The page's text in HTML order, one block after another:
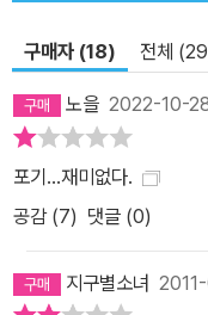
이 번갈아 이끄는 드라마
은 ‘미래’다. 우리는 미래
꿀 수 있는가? 아무도 귀
때, 미래를 더 나은 것으
거의 이야기> 순으로 흘
이기도 하다. 그 과거 속
구매자 (18) 전체
노을 2022-10-
포기...재미없다.
공감 (7) 댓글 (0)
지구별소녀